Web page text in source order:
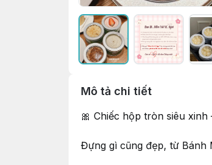
Mô tả chi tiết
🎀 Chiếc hộp tròn siêu
Đựng gì cũng đẹp, từ Bánh